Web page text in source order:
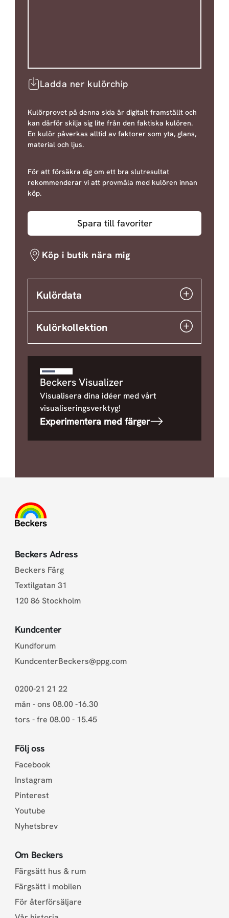
Ladda ner kulörchip
Kulörprovet på denna sida är digitalt framställt och
kan därför skilja sig lite från den faktiska kulören.
En kulör påverkas alltid av faktorer som yta, glans,
material och ljus.
För att försäkra dig om ett bra slutresultat
rekommenderar vi att provmåla med kulören innan
köp.
Spara till favoriter
Köp i butik nära mig
Kulördata
Kulörkollektion
Beckers Visualizer
Visualisera dina idéer med vårt
visualiseringsverktyg!
Experimentera med färger
Beckers Adress
Beckers Färg
Textilgatan 31
120 86 Stockholm
Kundcenter
Kundforum
KundcenterBeckers@ppg.com
0200-21 21 22
mån - ons 08.00 -16.30
tors - fre 08.00 - 15.45
Följ oss
Facebook
Instagram
Pinterest
Youtube
Nyhetsbrev
Om Beckers
Färgsätt hus & rum
Färgsätt i mobilen
För återförsäljare